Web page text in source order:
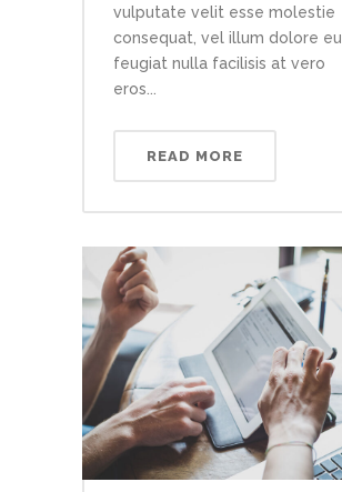
vulputate velit esse molestie
consequat, vel illum dolore eu
feugiat nulla facilisis at vero
eros...
READ MORE